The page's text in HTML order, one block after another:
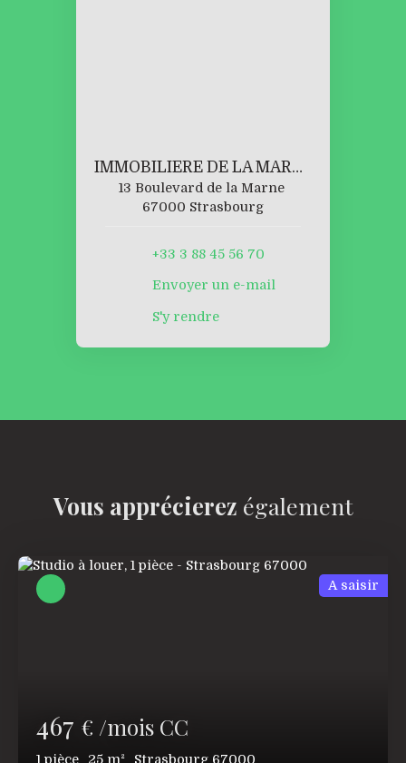
IMMOBILIERE DE LA MARNE
13 Boulevard de la Marne
67000 Strasbourg
+33 3 88 45 56 70
Envoyer un e-mail
S'y rendre
Vous apprécierez également
467 € /mois CC
1 pièce 25 m² Strasbourg 67000
A saisir